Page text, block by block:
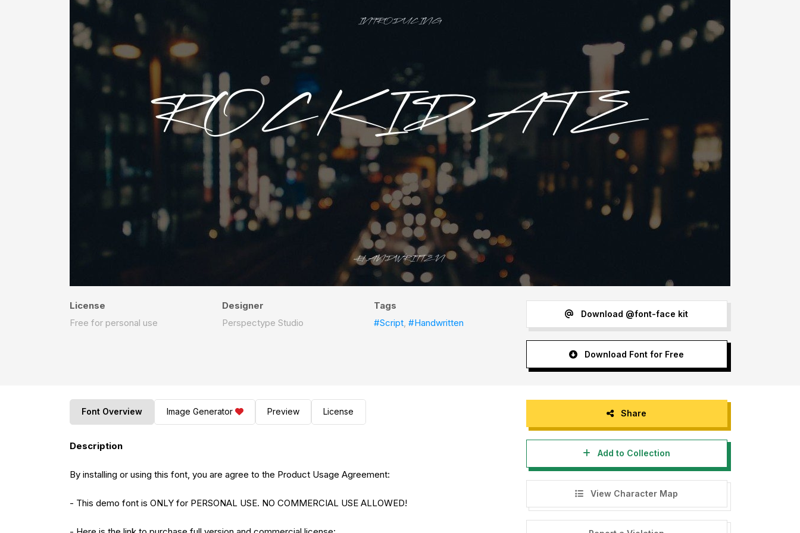
License
Free for personal use
Designer
Perspectype Studio
Tags
#Script,#Handwritten
Download @font-face kit
Download Font for Free
Font Overview Image Generator Preview License
Description
By installing or using this font, you are agree to the Product Usage Agreement:
- This demo font is ONLY for PERSONAL USE. NO COMMERCIAL USE ALLOWED!
Share
Add to Collection
View Character Map